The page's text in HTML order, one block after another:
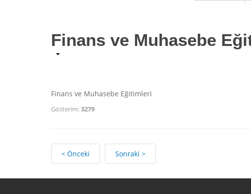
Finans ve Muhasebe
Finans ve Muhasebe Eğitimleri
Gösterim:3279
< Önceki Sonraki >